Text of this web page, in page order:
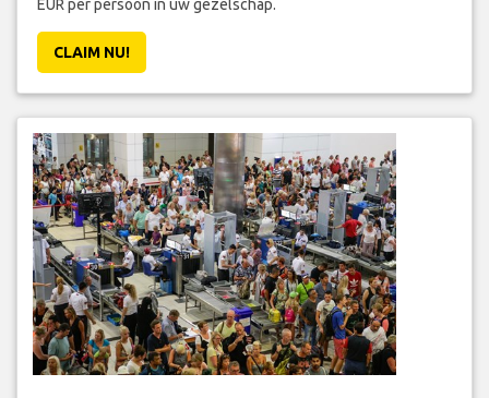
EUR per persoon in uw gezelschap.
CLAIM NU!